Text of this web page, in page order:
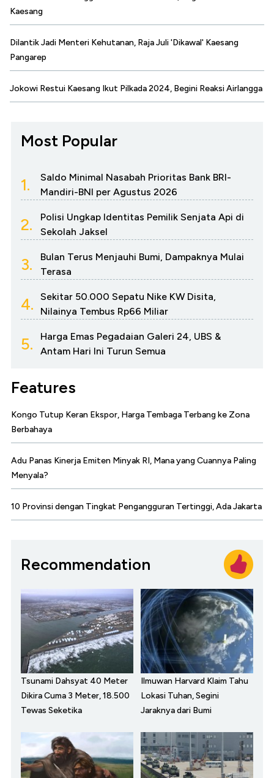
Kaesang
Dilantik Jadi Menteri Kehutanan, Raja Juli 'Dikawal' Kaesang
Pangarep
Jokowi Restui Kaesang Ikut Pilkada 2024, Begini Reaksi Airlangga
Most Popular
1.
Saldo Minimal Nasabah Prioritas Bank BRI-
Mandiri-BNI per Agustus 2026
2.
Polisi Ungkap Identitas Pemilik Senjata Api di
Sekolah Jaksel
3.
Bulan Terus Menjauhi Bumi, Dampaknya Mulai
Terasa
4.
Sekitar 50.000 Sepatu Nike KW Disita,
Nilainya Tembus Rp66 Miliar
5.
Harga Emas Pegadaian Galeri 24, UBS &
Antam Hari Ini Turun Semua
Features
Kongo Tutup Keran Ekspor, Harga Tembaga Terbang ke Zona
Berbahaya
Adu Panas Kinerja Emiten Minyak RI, Mana yang Cuannya Paling
Menyala?
10 Provinsi dengan Tingkat Pengangguran Tertinggi, Ada Jakarta
Recommendation
Tsunami Dahsyat 40 Meter
Dikira Cuma 3 Meter, 18.500
Tewas Seketika
Ilmuwan Harvard Klaim Tahu
Lokasi Tuhan, Segini
Jaraknya dari Bumi